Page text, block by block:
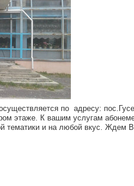
по адресу:
этаже. К вашим услугам
тематики и на любой вкус. Ждем